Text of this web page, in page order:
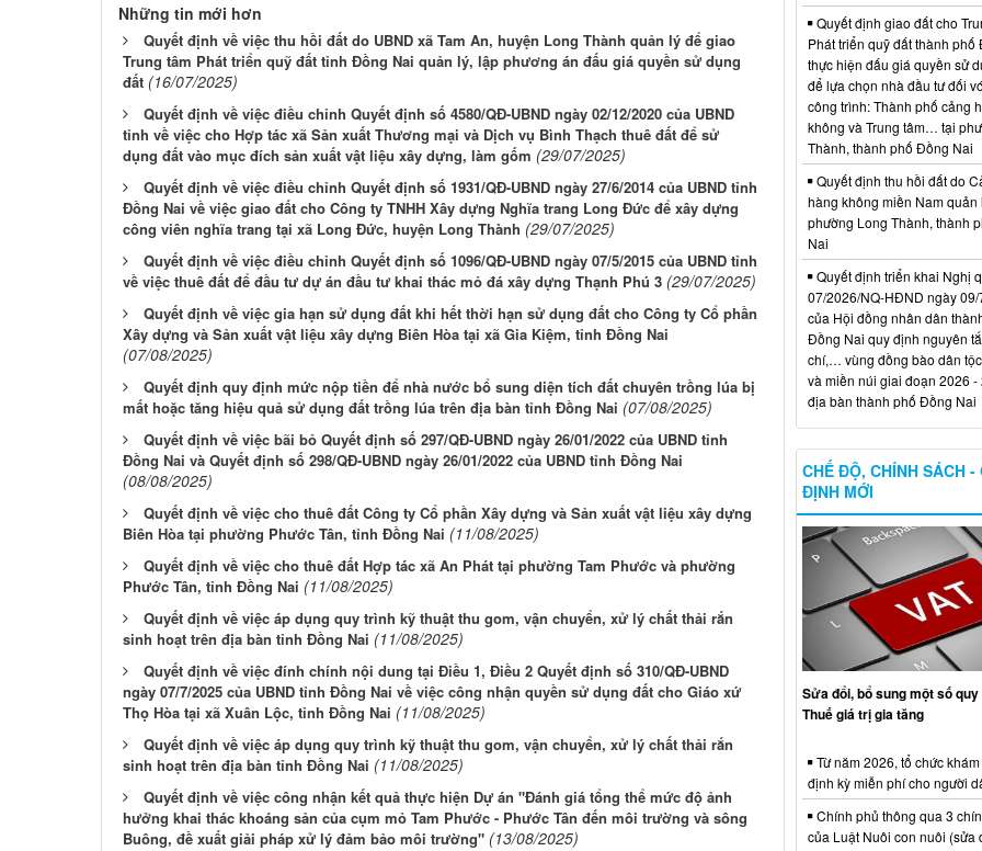
Những tin mới hơn
Quyết định về việc thu hồi đất do UBND xã Tam An, huyện Long Thành quản lý để giao
Trung tâm Phát triển quỹ đất tỉnh Đồng Nai quản lý, lập phương án đấu giá quyền sử dụng
đất (16/07/2025)
Quyết định về việc điều chỉnh Quyết định số 4580/QĐ-UBND ngày 02/12/2020 của UBND
tỉnh về việc cho Hợp tác xã Sản xuất Thương mại và Dịch vụ Bình Thạch thuê đất để sử
dụng đất vào mục đích sản xuất vật liệu xây dựng, làm gốm (29/07/2025)
Quyết định về việc điều chỉnh Quyết định số 1931/QĐ-UBND ngày 27/6/2014 của UBND tỉnh
Đồng Nai về việc giao đất cho Công ty TNHH Xây dựng Nghĩa trang Long Đức để xây dựng
công viên nghĩa trang tại xã Long Đức, huyện Long Thành (29/07/2025)
Quyết định về việc điều chỉnh Quyết định số 1096/QĐ-UBND ngày 07/5/2015 của UBND tỉnh
về việc thuê đất để đầu tư dự án đầu tư khai thác mỏ đá xây dựng Thạnh Phú 3 (29/07/2025)
Quyết định về việc gia hạn sử dụng đất khi hết thời hạn sử dụng đất cho Công ty Cổ phần
Xây dựng và Sản xuất vật liệu xây dựng Biên Hòa tại xã Gia Kiệm, tỉnh Đồng Nai
(07/08/2025)
Quyết định quy định mức nộp tiền để nhà nước bổ sung diện tích đất chuyên trồng lúa bị
mất hoặc tăng hiệu quả sử dụng đất trồng lúa trên địa bàn tỉnh Đồng Nai (07/08/2025)
Quyết định về việc bãi bỏ Quyết định số 297/QĐ-UBND ngày 26/01/2022 của UBND tỉnh
Đồng Nai và Quyết định số 298/QĐ-UBND ngày 26/01/2022 của UBND tỉnh Đồng Nai
(08/08/2025)
Quyết định về việc cho thuê đất Công ty Cổ phần Xây dựng và Sản xuất vật liệu xây dựng
Biên Hòa tại phường Phước Tân, tỉnh Đồng Nai (11/08/2025)
Quyết định về việc cho thuê đất Hợp tác xã An Phát tại phường Tam Phước và phường
Phước Tân, tỉnh Đồng Nai (11/08/2025)
Quyết định về việc áp dụng quy trình kỹ thuật thu gom, vận chuyển, xử lý chất thải rắn
sinh hoạt trên địa bàn tỉnh Đồng Nai (11/08/2025)
Quyết định về việc đính chính nội dung tại Điều 1, Điều 2 Quyết định số 310/QĐ-UBND
ngày 07/7/2025 của UBND tỉnh Đồng Nai về việc công nhận quyền sử dụng đất cho Giáo xứ
Thọ Hòa tại xã Xuân Lộc, tỉnh Đồng Nai (11/08/2025)
Quyết định về việc áp dụng quy trình kỹ thuật thu gom, vận chuyển, xử lý chất thải rắn
sinh hoạt trên địa bàn tỉnh Đồng Nai (11/08/2025)
Quyết định về việc công nhận kết quả thực hiện Dự án "Đánh giá tổng thể mức độ ảnh
hưởng khai thác khoáng sản của cụm mỏ Tam Phước - Phước Tân đến môi trường và sông
Buông, đề xuất giải pháp xử lý đảm bảo môi trường" (13/08/2025)
Quyết định giao đất cho
Phát triển quỹ đất thành phố
thực hiện đấu giá quyền sử
để lựa chọn nhà đầu tư đối
công trình: Thành phố cảng
không và Trung tâm… tại
Thành, thành phố Đồng Nai
Quyết định thu hồi đất do
hàng không miền Nam quản
phường Long Thành, thành
Nai
Quyết định triển khai Nghị
07/2026/NQ-HĐND ngày 09/
của Hội đồng nhân dân
Đồng Nai quy định nguyên
chí,… vùng đồng bào dân
và miền núi giai đoạn 2026 -
địa bàn thành phố Đồng Nai
CHẾ ĐỘ, CHÍNH SÁCH -
ĐỊNH MỚI
Sửa đổi, bổ sung một số
Thuế giá trị gia tăng
Từ năm 2026, tổ chức
định kỳ miễn phí cho người
Chính phủ thông qua 3
của Luật Nuôi con nuôi (sửa